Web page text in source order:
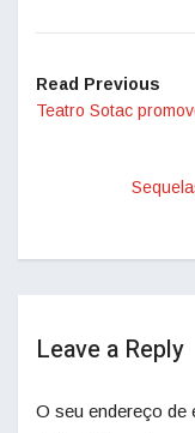
Read Previous
Teatro Sotac
Leave a Reply
O seu endereço de